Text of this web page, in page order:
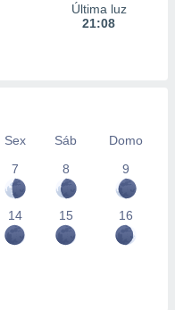
Última luz
21:08
Sex Sáb
Domo
7 8 9
14 15 16